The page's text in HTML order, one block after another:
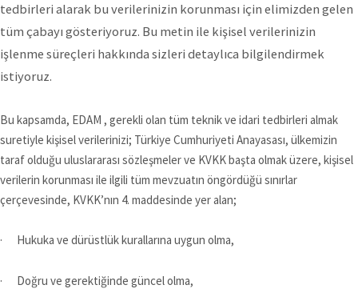
tedbirleri alarak bu verilerinizin korunması için elimizden gelen
tüm çabayı gösteriyoruz. Bu metin ile kişisel verilerinizin
işlenme süreçleri hakkında sizleri detaylıca bilgilendirmek
istiyoruz.
Bu kapsamda, EDAM , gerekli olan tüm teknik ve idari tedbirleri almak
suretiyle kişisel verilerinizi; Türkiye Cumhuriyeti Anayasası, ülkemizin
taraf olduğu uluslararası sözleşmeler ve KVKK başta olmak üzere, kişisel
verilerin korunması ile ilgili tüm mevzuatın öngördüğü sınırlar
çerçevesinde, KVKK’nın 4. maddesinde yer alan;
· Hukuka ve dürüstlük kurallarına uygun olma,
· Doğru ve gerektiğinde güncel olma,